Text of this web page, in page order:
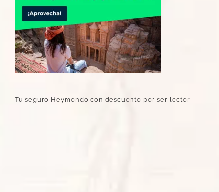
Tu seguro Heymondo con descuento por ser lector